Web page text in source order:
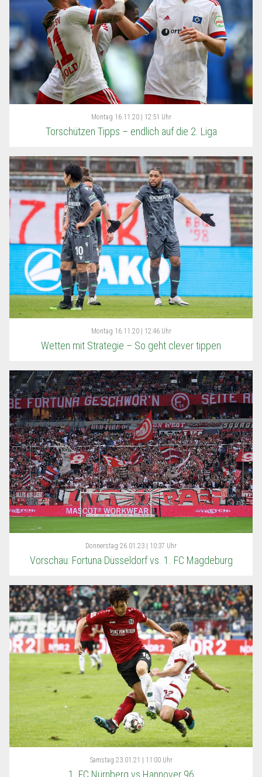
Montag 16.11.20 | 12:51 Uhr
Torschützen Tipps – endlich auf die 2. Liga
Montag 16.11.20 | 12:46 Uhr
Wetten mit Strategie – So geht clever tippen
Donnerstag 26.01.23 | 10:37 Uhr
Vorschau: Fortuna Düsseldorf vs. 1. FC Magdeburg
Samstag 23.01.21 | 11:00 Uhr
1. FC Nürnberg vs Hannover 96